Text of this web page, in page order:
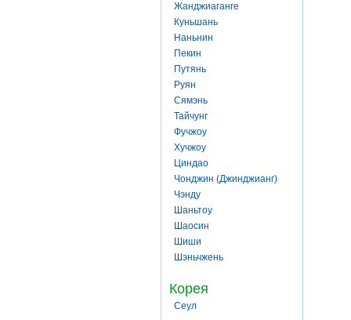
Жанджиаганге
Куньшань
Наньнин
Пекин
Путянь
Руян
Сямэнь
Тайчунг
Фучжоу
Хучжоу
Циндао
Чонджин (Джинджианг)
Чэнду
Шаньтоу
Шаосин
Шиши
Шэньчжень
Корея
Сеул